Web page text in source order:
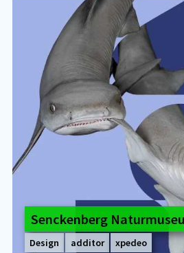
Sencken­berg
Design additor xpedeo